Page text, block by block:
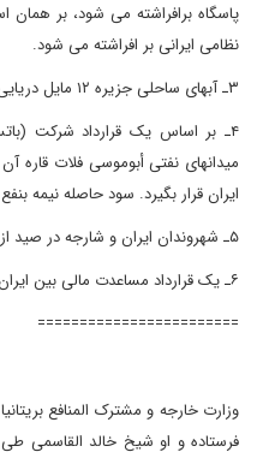
پاسگاه برافراشته می شود، بر
نظامی ایرانی بر افراشته می شود.
۳ـ آبهای ساحلی جزیره ۱۲ مایل دریایی است.
۴ـ بر اساس یک قرارداد شرکت
میدانهای نفتی أبوموسی فلات قاره
ایران قرار بگیرد. سود حاصله نیمه
۵ـ شهروندان ایران و شارجه در صید از حقوق مساوی برخوردارند.
۶ـ یک قرارداد مساعدت مالی بین ایران و شارجه منعقد می شود.
========================
وزارت خارجه و مشترک المنافع